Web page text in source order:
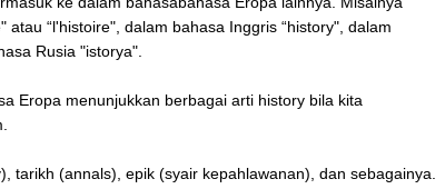
atau “l'histoire", dalam bahasa Inggris “history", dalam
Rusia "istorya".
Eropa menunjukkan berbagai arti history bila kita
tarikh (annals), epik (syair kepahlawanan), dan sebagainya.